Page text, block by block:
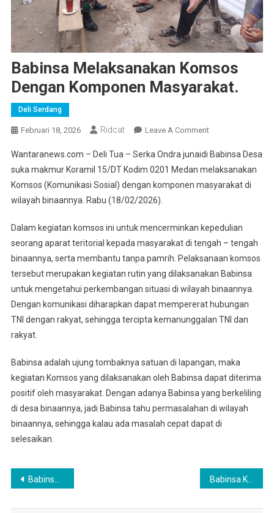
Babinsa Melaksanakan Komsos
Dengan Komponen Masyarakat.
Deli Serdang
Februari 18, 2026 Ridcat Leave A CommentOn
Melaksanakan
Komsos
Dengan
Wantaranews.com – Deli Tua – Serka Ondra junaidi Babinsa Desa
suka makmur Koramil 15/DT Kodim 0201 Medan melaksanakan
Komsos (Komunikasi Sosial) dengan komponen masyarakat di
wilayah binaannya. Rabu (18/02/2026).
Dalam kegiatan komsos ini untuk mencerminkan kepedulian
seorang aparat teritorial kepada masyarakat di tengah – tengah
binaannya, serta membantu tanpa pamrih. Pelaksanaan komsos
tersebut merupakan kegiatan rutin yang dilaksanakan Babinsa
untuk mengetahui perkembangan situasi di wilayah binaannya.
Dengan komunikasi diharapkan dapat mempererat hubungan
TNI dengan rakyat, sehingga tercipta kemanunggalan TNI dan
rakyat.
Babinsa adalah ujung tombaknya satuan di lapangan, maka
kegiatan Komsos yang dilaksanakan oleh Babinsa dapat diterima
positif oleh masyarakat. Dengan adanya Babinsa yang berkeliling
di desa binaannya, jadi Babinsa tahu permasalahan di wilayah
binaannya, sehingga kalau ada masalah cepat dapat di
selesaikan.
Navigasi
pos
Babinsa Koramil 0201-04/MK Jalin Silatuhrahmi Dengan Tokoh Agama Sambut Bulan Suci Ramadhan Babinsa Koramil 14/PB Komsos Dengan Petani Mentimun Di Desa Binaan